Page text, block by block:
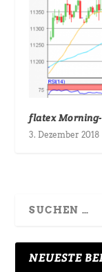
flatex
3. Dezember 2018
NEUESTE